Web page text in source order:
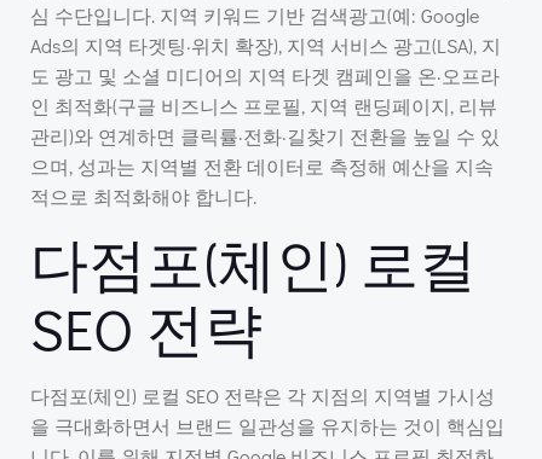
심 수단입니다. 지역 키워드 기반 검색광고(예: Google
Ads의 지역 타겟팅·위치 확장), 지역 서비스 광고(LSA), 지
도 광고 및 소셜 미디어의 지역 타겟 캠페인을 온·오프라
인 최적화(구글 비즈니스 프로필, 지역 랜딩페이지, 리뷰
관리)와 연계하면 클릭률·전화·길찾기 전환을 높일 수 있
으며, 성과는 지역별 전환 데이터로 측정해 예산을 지속
적으로 최적화해야 합니다.
다점포(체인) 로컬
SEO 전략
다점포(체인) 로컬 SEO 전략은 각 지점의 지역별 가시성
을 극대화하면서 브랜드 일관성을 유지하는 것이 핵심입